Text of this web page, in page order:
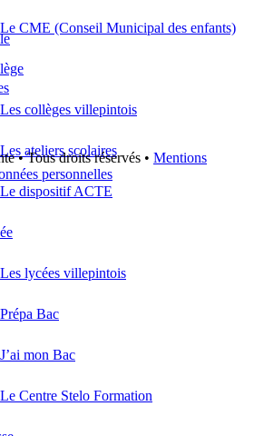
Le CME (Conseil Municipal des enfants)
Les collèges villepintois
Les ateliers scolaires
Le dispositif ACTE
Les lycées villepintois
Prépa Bac
J’ai mon Bac
Le Centre Stelo Formation
• Tous droits réservés • Mentions
personnelles